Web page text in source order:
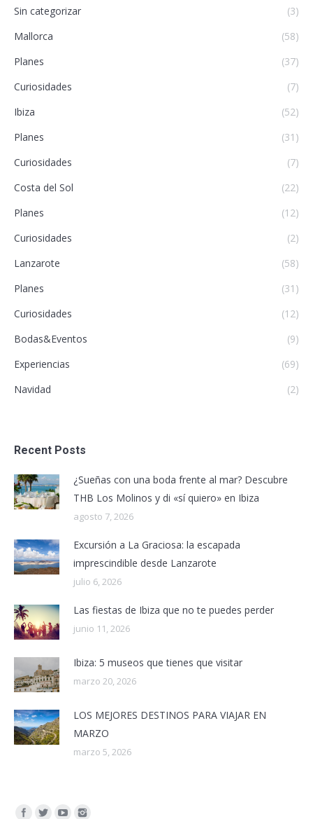
Sin categorizar
(3)
Mallorca
(58)
Planes
(37)
Curiosidades
(7)
Ibiza
(52)
Planes
(31)
Curiosidades
(7)
Costa del Sol
(22)
Planes
(12)
Curiosidades
(2)
Lanzarote
(58)
Planes
(31)
Curiosidades
(12)
Bodas&Eventos
(9)
Experiencias
(69)
Navidad
(2)
Recent Posts
¿Sueñas con una boda frente al mar? Descubre
THB Los Molinos y di «sí quiero» en Ibiza
agosto 7, 2026
Excursión a La Graciosa: la escapada
imprescindible desde Lanzarote
julio 6, 2026
Las fiestas de Ibiza que no te puedes perder
junio 11, 2026
Ibiza: 5 museos que tienes que visitar
marzo 20, 2026
LOS MEJORES DESTINOS PARA VIAJAR EN
MARZO
marzo 5, 2026
Encuéntranos en: